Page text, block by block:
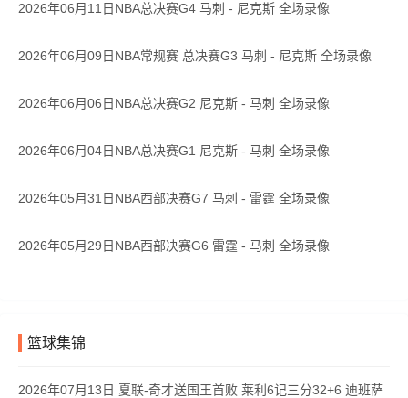
2026年06月11日NBA总决赛G4 马刺 - 尼克斯 全场录像
2026年06月09日NBA常规赛 总决赛G3 马刺 - 尼克斯 全场录像
2026年06月06日NBA总决赛G2 尼克斯 - 马刺 全场录像
2026年06月04日NBA总决赛G1 尼克斯 - 马刺 全场录像
2026年05月31日NBA西部决赛G7 马刺 - 雷霆 全场录像
2026年05月29日NBA西部决赛G6 雷霆 - 马刺 全场录像
篮球集锦
2026年07月13日 夏联-奇才送国王首败 莱利6记三分32+6 迪班萨